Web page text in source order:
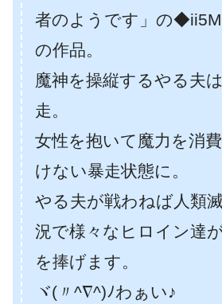
者のようです」の
の作品。
魔神を操縦するやる夫
走。
女性を抱いて魔力を消
けない暴走状態に。
やる夫が戦わねば人類
況で様々なヒロイン達
を捧げます。
ヾ(〃^∇^)ﾉわぁい♪